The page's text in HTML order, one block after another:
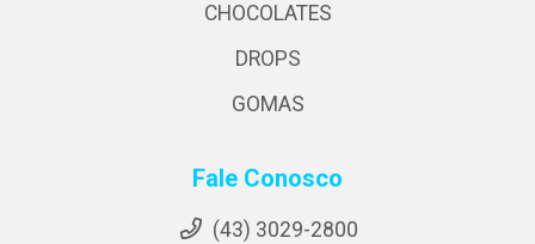
CHOCOLATES
DROPS
GOMAS
Fale Conosco
(43) 3029-2800